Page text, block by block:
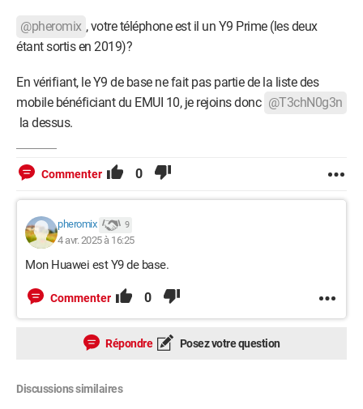
@pheromix , votre téléphone est il un Y9 Prime (les deux
étant sortis en 2019)?
En vérifiant, le Y9 de base ne fait pas partie de la liste des
mobile bénéficiant du EMUI 10, je rejoins donc @T3chN0g3n
la dessus.
Commenter 0
pheromix 9
4 avr. 2025 à 16:25
Mon Huawei est Y9 de base.
Commenter 0
Répondre Posez votre question
Discussions similaires